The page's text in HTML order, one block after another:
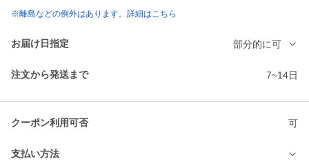
※離島などの例外はあります。詳細はこちら
お届け日指定 部分的に可
注文から発送まで 7~14日
クーポン利用可否 可
支払い方法